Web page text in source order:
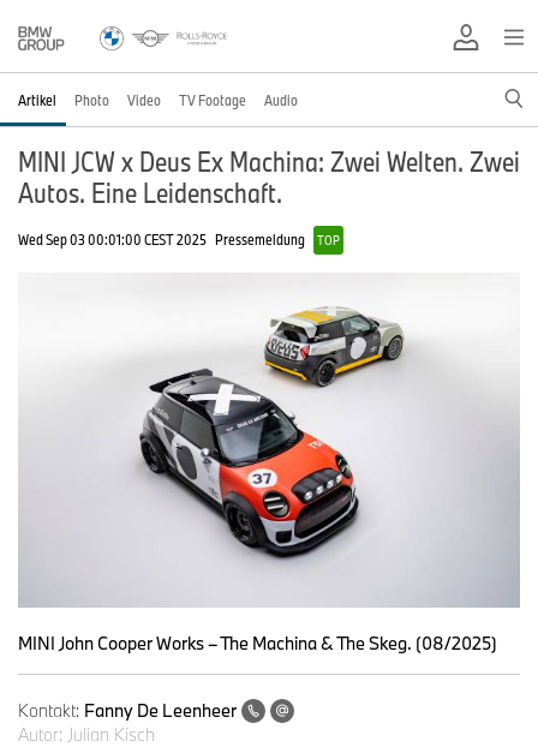
Artikel Photo Video TV Footage Audio
MINI JCW x Deus Ex Machina: Zwei Welten. Zwei
Autos. Eine Leidenschaft.
Wed Sep 03 00:01:00 CEST 2025 Pressemeldung TOP
MINI John Cooper Works – The Machina & The Skeg. (08/2025)
Kontakt: Fanny De Leenheer
Autor: Julian Kisch